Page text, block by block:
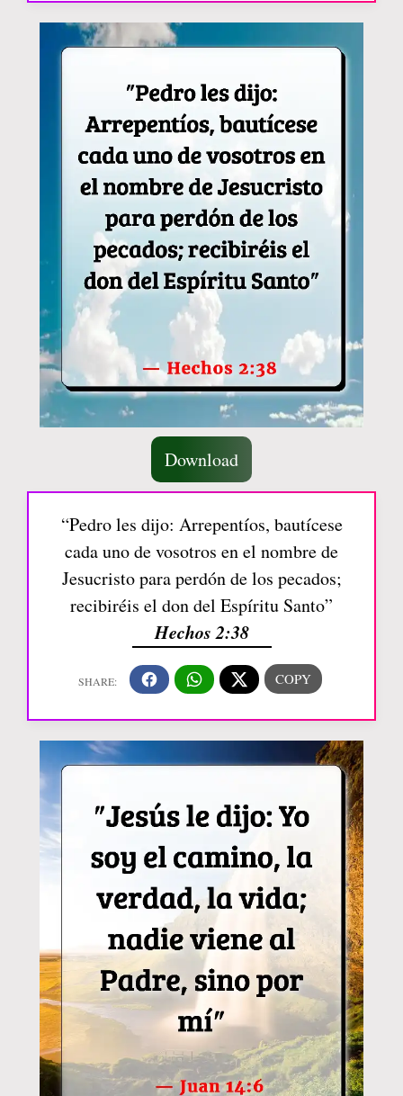
Download
“Pedro les dijo: Arrepentíos, bautícese
cada uno de vosotros en el nombre de
Jesucristo para perdón de los pecados;
recibiréis el don del Espíritu Santo”
Hechos 2:38